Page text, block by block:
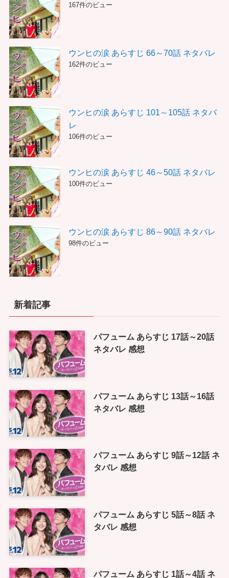
167件のビュー
ウンヒの涙 あらすじ 66～70話 ネタバレ
162件のビュー
ウンヒの涙 あらすじ 101～105話 ネタバ
レ
106件のビュー
ウンヒの涙 あらすじ 46～50話 ネタバレ
100件のビュー
ウンヒの涙 あらすじ 86～90話 ネタバレ
98件のビュー
新着記事
パフューム あらすじ 17話～20話
ネタバレ 感想
パフューム あらすじ 13話～16話
ネタバレ 感想
パフューム あらすじ 9話～12話 ネ
タバレ 感想
パフューム あらすじ 5話～8話 ネ
タバレ 感想
パフューム あらすじ 1話～4話 ネ